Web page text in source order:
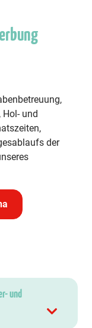
und
der
und